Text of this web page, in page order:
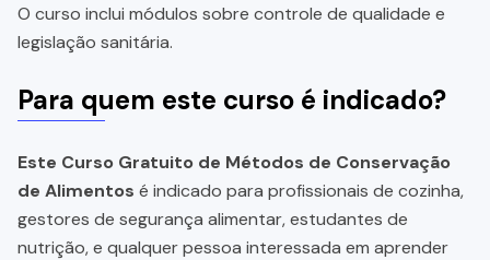
O curso inclui módulos sobre controle de qualidade e
legislação sanitária.
Para quem este curso é indicado?
Este Curso Gratuito de Métodos de Conservação
de Alimentos é indicado para profissionais de cozinha,
gestores de segurança alimentar, estudantes de
nutrição, e qualquer pessoa interessada em aprender